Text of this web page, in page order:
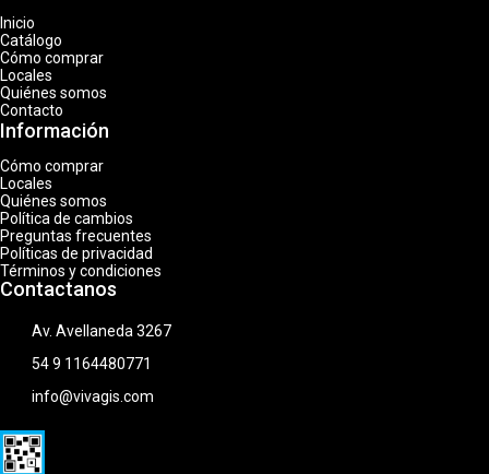
Inicio
Catálogo
Cómo comprar
Locales
Quiénes somos
Contacto
Información
Cómo comprar
Locales
Quiénes somos
Política de cambios
Preguntas frecuentes
Políticas de privacidad
Términos y condiciones
Contactanos
Av. Avellaneda 3267
54 9 1164480771
info@vivagis.com